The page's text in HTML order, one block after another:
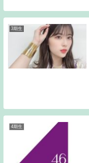
3期生
4期生